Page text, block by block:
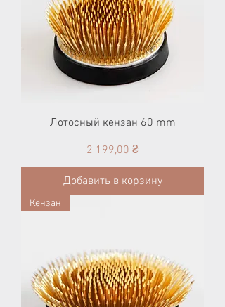
Лотосный кензан 60 mm
Цена
2 199,00 ₴
Добавить в корзину
Кензан